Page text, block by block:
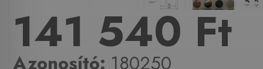
141 540 Ft
Azonosító: 180250